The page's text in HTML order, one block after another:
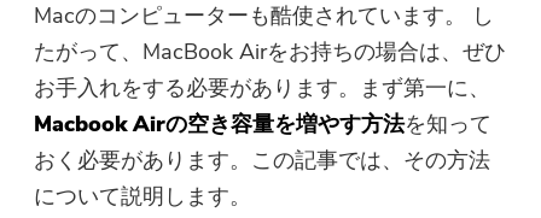
Macのコンピューターも酷使されています。 し
たがって、MacBook Airをお持ちの場合は、ぜひ
お手入れをする必要があります。まず第一に、
Macbook Airの空き容量を増やす方法を知って
おく必要があります。この記事では、その方法
について説明します。